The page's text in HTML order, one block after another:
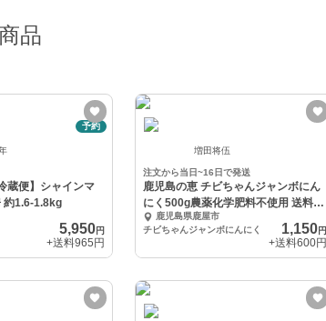
品
予約
蔵便】シャインマ
約1.6-1.8kg
5,950円
+送料965円
増田将伍
注文から当日~16日で発送
鹿児島の恵 チビちゃんジャンボにん
にく500g農薬化学肥料不使用 送料
600円鹿児島県鹿屋市
チビちゃんジャンボにんにく
1,150円
+送料600円